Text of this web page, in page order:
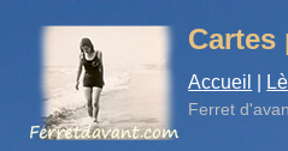
Cartes
Accueil
Ferret